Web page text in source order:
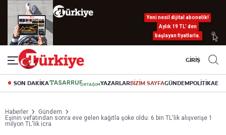
Yeni nesil dijital abonelik!
Aylık 19 TL’ den
başlayan fiyatlarla.
GİRİŞ
SON DAKİKA YAZARLARBİZİM SAYFAGÜNDEMPOLİTİKA
Haberler
Gündem
Eşinin vefatından sonra eve gelen kağıtla şoke oldu: 6 bin TL'lik alışverişe 1
milyon TL'lik icra